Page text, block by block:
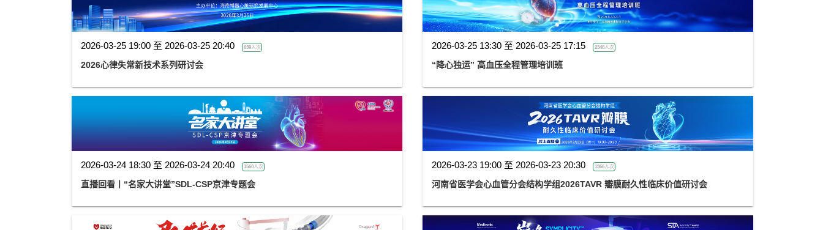
2026-03-25 19:00 至 2026-03-25 20:40 639人次
2026心律失常新技术系列研讨会
2026-03-25 13:30 至 2026-03-25 17:15 2348人次
“降心独运” 高血压全程管理培训班
2026-03-24 18:30 至 2026-03-24 20:40 1560人次
直播回看丨“名家大讲堂”SDL-CSP京津专题会
2026-03-23 19:00 至 2026-03-23 20:30 1366人次
河南省医学会心血管分会结构学组2026TAVR 瓣膜耐久性临床价值研讨会